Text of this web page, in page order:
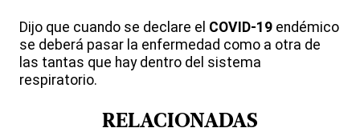
Dijo que cuando se declare el COVID-19 endémico
se deberá pasar la enfermedad como a otra de
las tantas que hay dentro del sistema
respiratorio.
RELACIONADAS